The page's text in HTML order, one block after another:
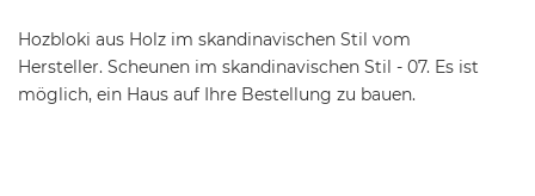
Hozbloki aus Holz im skandinavischen Stil vom
Hersteller. Scheunen im skandinavischen Stil - 07. Es ist
möglich, ein Haus auf Ihre Bestellung zu bauen.